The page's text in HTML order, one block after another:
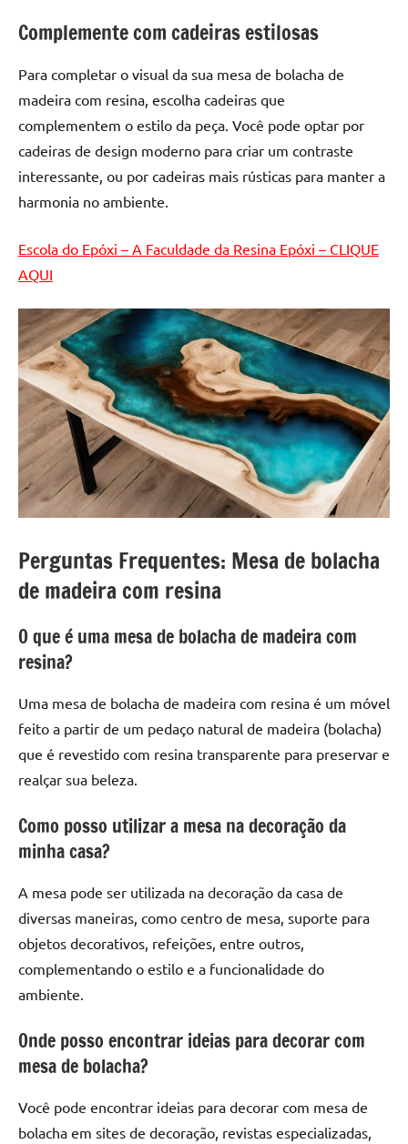
resinada
alta
qualidade,
River
Tables
mesas
de
resinadas.
Complemente com cadeiras estilosas
Para completar o visual da sua mesa de bolacha de
madeira com resina, escolha cadeiras que
complementem o estilo da peça. Você pode optar por
cadeiras de design moderno para criar um contraste
interessante, ou por cadeiras mais rústicas para manter a
harmonia no ambiente.
Escola do Epóxi – A Faculdade da Resina Epóxi – CLIQUE
AQUI
Perguntas Frequentes: Mesa de bolacha
de madeira com resina
O que é uma mesa de bolacha de madeira com
resina?
Uma mesa de bolacha de madeira com resina é um móvel
feito a partir de um pedaço natural de madeira (bolacha)
que é revestido com resina transparente para preservar e
realçar sua beleza.
Como posso utilizar a mesa na decoração da
minha casa?
A mesa pode ser utilizada na decoração da casa de
diversas maneiras, como centro de mesa, suporte para
objetos decorativos, refeições, entre outros,
complementando o estilo e a funcionalidade do
ambiente.
Onde posso encontrar ideias para decorar com
mesa de bolacha?
Você pode encontrar ideias para decorar com mesa de
bolacha em sites de decoração, revistas especializadas,